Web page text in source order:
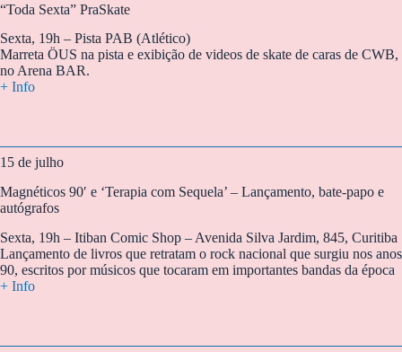
“Toda Sexta” PraSkate
Sexta, 19h – Pista PAB (Atlético)
Marreta ÖUS na pista e exibição de videos de skate de caras de CWB,
no Arena BAR.
+ Info
15 de julho
Magnéticos 90′ e ‘Terapia com Sequela’ – Lançamento, bate-papo e
autógrafos
Sexta, 19h – Itiban Comic Shop – Avenida Silva Jardim, 845, Curitiba
Lançamento de livros que retratam o rock nacional que surgiu nos anos
90, escritos por músicos que tocaram em importantes bandas da época
+ Info